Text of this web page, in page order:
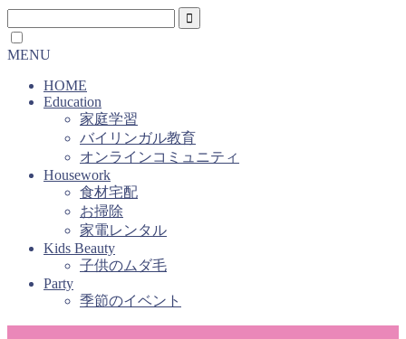
MENU
HOME
Education
家庭学習
バイリンガル教育
オンラインコミュニティ
Housework
食材宅配
お掃除
家電レンタル
Kids Beauty
子供のムダ毛
Party
季節のイベント